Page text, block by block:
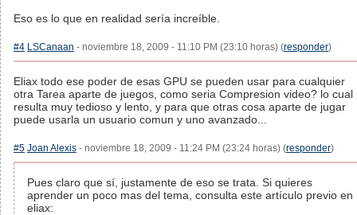
Eso es lo que en realidad sería increíble.
#4 LSCanaan - noviembre 18, 2009 - 11:10 PM (23:10 horas) (responder)
Eliax todo ese poder de esas GPU se pueden usar para cualquier
otra Tarea aparte de juegos, como seria Compresion video? lo cual
resulta muy tedioso y lento, y para que otras cosa aparte de jugar
puede usarla un usuario comun y uno avanzado...
#5 Joan Alexis - noviembre 18, 2009 - 11:24 PM (23:24 horas) (responder)
Pues claro que sí, justamente de eso se trata. Si quieres
aprender un poco mas del tema, consulta este artículo previo en
eliax: